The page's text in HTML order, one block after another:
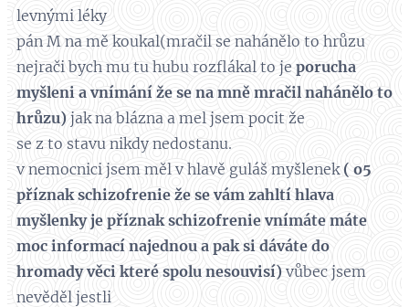
levnými léky
pán M na mě koukal(mračil se nahánělo to hrůzu
nejrači bych mu tu hubu rozflákal to je porucha
myšleni a vnímání že se na mně mračil nahánělo to
hrůzu) jak na blázna a mel jsem pocit že
se z to stavu nikdy nedostanu.
v nemocnici jsem měl v hlavě guláš myšlenek( o5
příznak schizofrenie že se vám zahltí hlava
myšlenky je příznak schizofrenie vnímáte máte
moc informací najednou a pak si dáváte do
hromady věci které spolu nesouvisí) vůbec jsem
nevěděl jestli